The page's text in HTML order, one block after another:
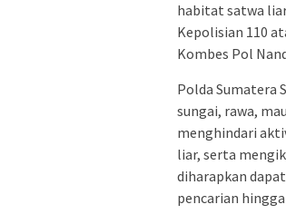
habitat satwa
Kepolisian 110
Kombes Pol
Polda Sumatera
sungai, rawa,
menghindari
liar, serta
diharapkan
pencarian